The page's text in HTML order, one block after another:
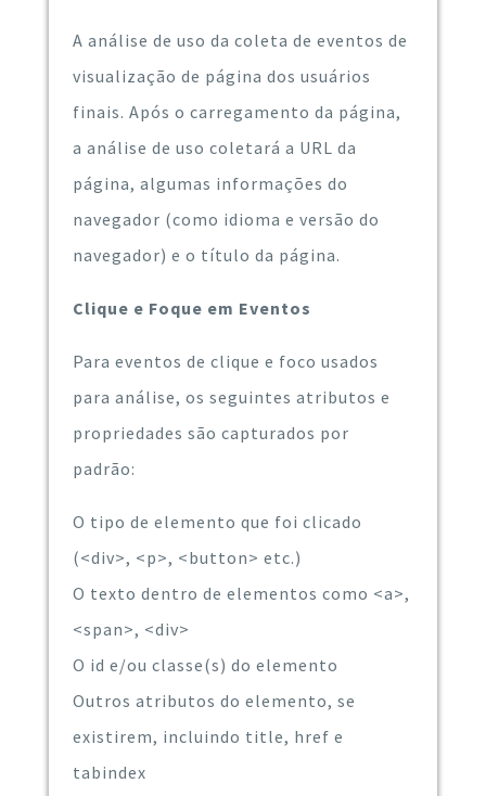
A análise de uso da coleta de eventos de
visualização de página dos usuários
finais. Após o carregamento da página,
a análise de uso coletará a URL da
página, algumas informações do
navegador (como idioma e versão do
navegador) e o título da página.
Clique e Foque em Eventos
Para eventos de clique e foco usados ​​
para análise, os seguintes atributos e
propriedades são capturados por
padrão:
O tipo de elemento que foi clicado
(<div>, <p>, <button> etc.)
O texto dentro de elementos como <a>,
<span>, <div>
O id e/ou classe(s) do elemento
Outros atributos do elemento, se
existirem, incluindo title, href e
tabindex